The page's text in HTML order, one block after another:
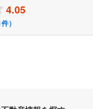
4.05
）